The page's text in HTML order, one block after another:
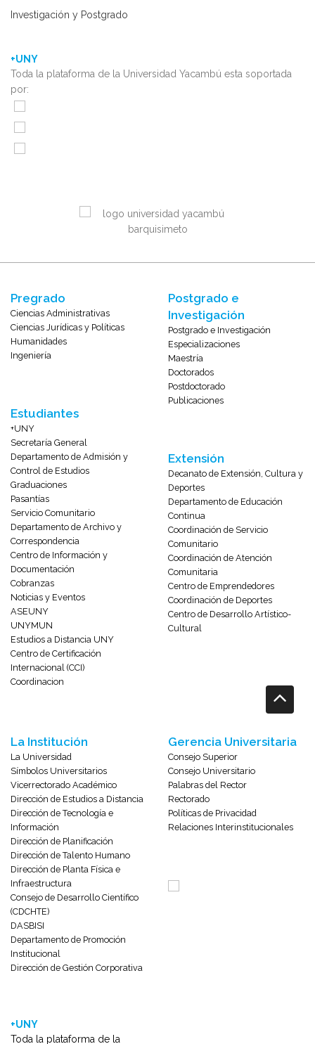
Investigación y Postgrado
+UNY
Toda la plataforma de la Universidad Yacambú esta soportada
por:
Pregrado
Ciencias Administrativas
Ciencias Jurídicas y Políticas
Humanidades
Ingeniería
Estudiantes
+UNY
Secretaría General
Departamento de Admisión y
Control de Estudios
Graduaciones
Pasantías
Servicio Comunitario
Departamento de Archivo y
Correspondencia
Centro de Información y
Documentación
Cobranzas
Noticias y Eventos
ASEUNY
UNYMUN
Estudios a Distancia UNY
Centro de Certificación
Internacional (CCI)
Coordinacion
Postgrado e
Investigación
Postgrado e Investigación
Especializaciones
Maestría
Doctorados
Postdoctorado
Publicaciones
Extensión
Decanato de Extensión, Cultura y
Deportes
Departamento de Educación
Continua
Coordinación de Servicio
Comunitario
Coordinación de Atención
Comunitaria
Centro de Emprendedores
Coordinación de Deportes
Centro de Desarrollo Artístico-
Cultural
La Institución
La Universidad
Símbolos Universitarios
Vicerrectorado Académico
Dirección de Estudios a Distancia
Dirección de Tecnología e
Información
Dirección de Planificación
Dirección de Talento Humano
Dirección de Planta Física e
Infraestructura
Consejo de Desarrollo Científico
(CDCHTE)
DASBISI
Departamento de Promoción
Institucional
Dirección de Gestión Corporativa
+UNY
Toda la plataforma de la
Gerencia Universitaria
Consejo Superior
Consejo Universitario
Palabras del Rector
Rectorado
Políticas de Privacidad
Relaciones Interinstitucionales